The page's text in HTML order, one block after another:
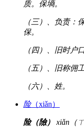
质。保墒。
（三）、负责：
保。
（四）、旧时户
（五）、旧称佣
（六）、姓。
险（xiǎn）
险（險） xiǎn（